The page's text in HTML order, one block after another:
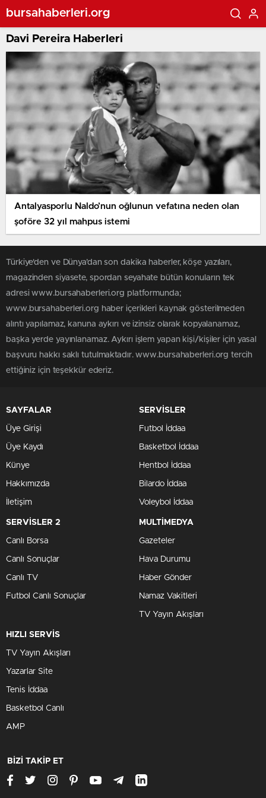
bursahaberleri.org
Davi Pereira Haberleri
Antalyasporlu Naldo’nun oğlunun vefatına neden olan
şoföre 32 yıl mahpus istemi
Türkiye'den ve Dünya’dan son dakika haberler, köşe yazıları,
magazinden siyasete, spordan seyahate bütün konuların tek
adresi www.bursahaberleri.org platformunda;
www.bursahaberleri.org haber içerikleri kaynak gösterilmeden
alıntı yapılamaz, kanuna aykırı ve izinsiz olarak kopyalanamaz,
başka yerde yayınlanamaz. Aykırı işlem yapan kişi/kişiler için yasal
başvuru hakkı saklı tutulmaktadır. www.bursahaberleri.org tercih
ettiğiniz için teşekkür ederiz.
SAYFALAR
Üye Girişi
Üye Kaydı
Künye
Hakkımızda
İletişim
SERVİSLER
Futbol İddaa
Basketbol İddaa
Hentbol İddaa
Bilardo İddaa
Voleybol İddaa
SERVİSLER 2
Canlı Borsa
Canlı Sonuçlar
Canlı TV
Futbol Canlı Sonuçlar
MULTİMEDYA
Gazeteler
Hava Durumu
Haber Gönder
Namaz Vakitleri
TV Yayın Akışları
HIZLI SERVİS
TV Yayın Akışları
Yazarlar Site
Tenis İddaa
Basketbol Canlı
AMP
BİZİ TAKİP ET